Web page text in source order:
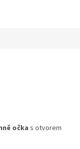
očkas otvorem